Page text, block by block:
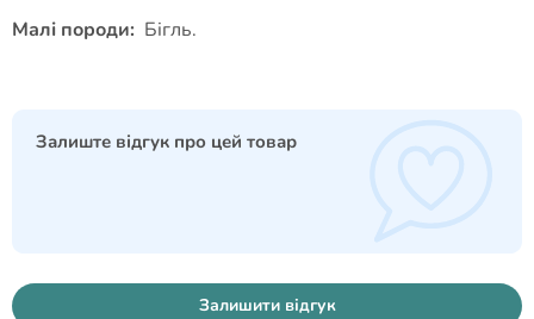
Малі породи: Бігль.
Залиште відгук про цей товар
Залишити відгук